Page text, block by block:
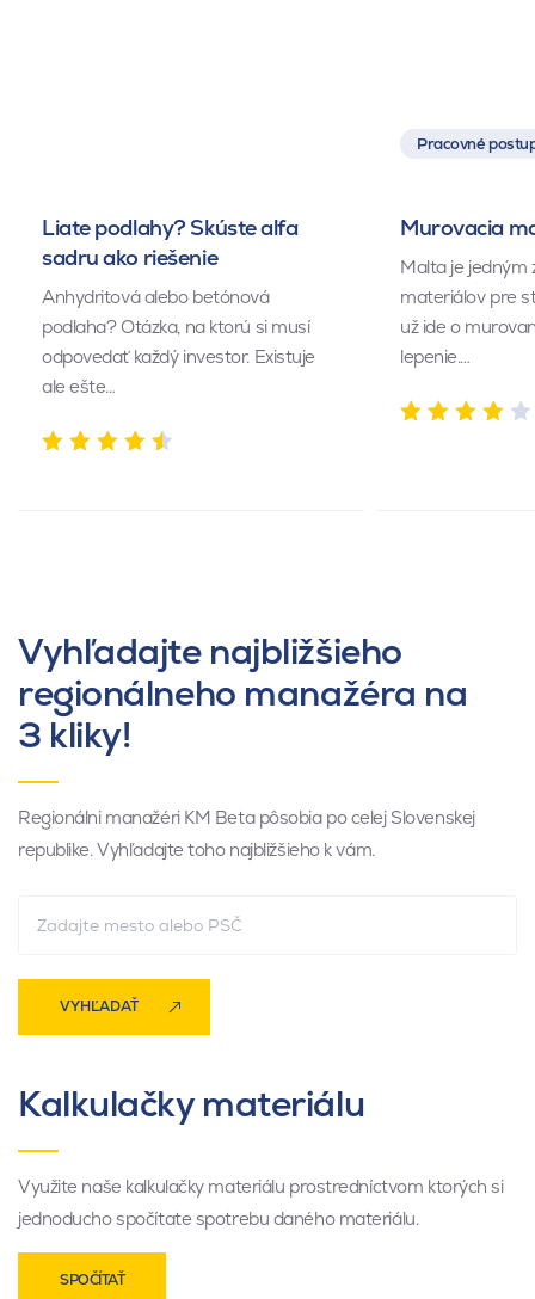
Liate podlahy? Skúste alfa
sadru ako riešenie
Anhydritová alebo betónová
podlaha? Otázka, na ktorú si musí
odpovedať každý investor. Existuje
ale ešte…
Pracovné
Murovacia
Malta je jedným
materiálov pre
už ide o
lepenie.…
Vyhľadajte najbližšieho
regionálneho manažéra na
3 kliky!
Regionálni manažéri KM Beta pôsobia po celej Slovenskej
republike. Vyhľadajte toho najbližšieho k vám.
VYHĽADAŤ
Kalkulačky materiálu
Využite naše kalkulačky materiálu prostredníctvom ktorých si
jednoducho spočítate spotrebu daného materiálu.
SPOČÍTAŤ